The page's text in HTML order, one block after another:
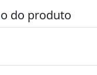
do produto